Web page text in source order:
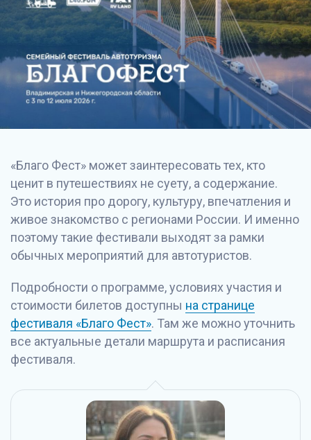
«Благо Фест» может заинтересовать тех, кто
ценит в путешествиях не суету, а содержание.
Это история про дорогу, культуру, впечатления и
живое знакомство с регионами России. И именно
поэтому такие фестивали выходят за рамки
обычных мероприятий для автотуристов.
Подробности о программе, условиях участия и
стоимости билетов доступны на странице
фестиваля «Благо Фест». Там же можно уточнить
все актуальные детали маршрута и расписания
фестиваля.